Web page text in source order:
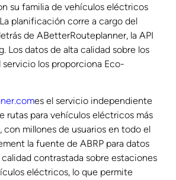
su familia de vehículos eléctricos
planificación corre a cargo del
de ABetterRouteplanner, la API
Los datos de alta calidad sobre los
servicio los proporciona Eco-
es el servicio independiente
rutas para vehículos eléctricos más
con millones de usuarios en todo el
la fuente de ABRP para datos
contrastada sobre estaciones
eléctricos, lo que permite